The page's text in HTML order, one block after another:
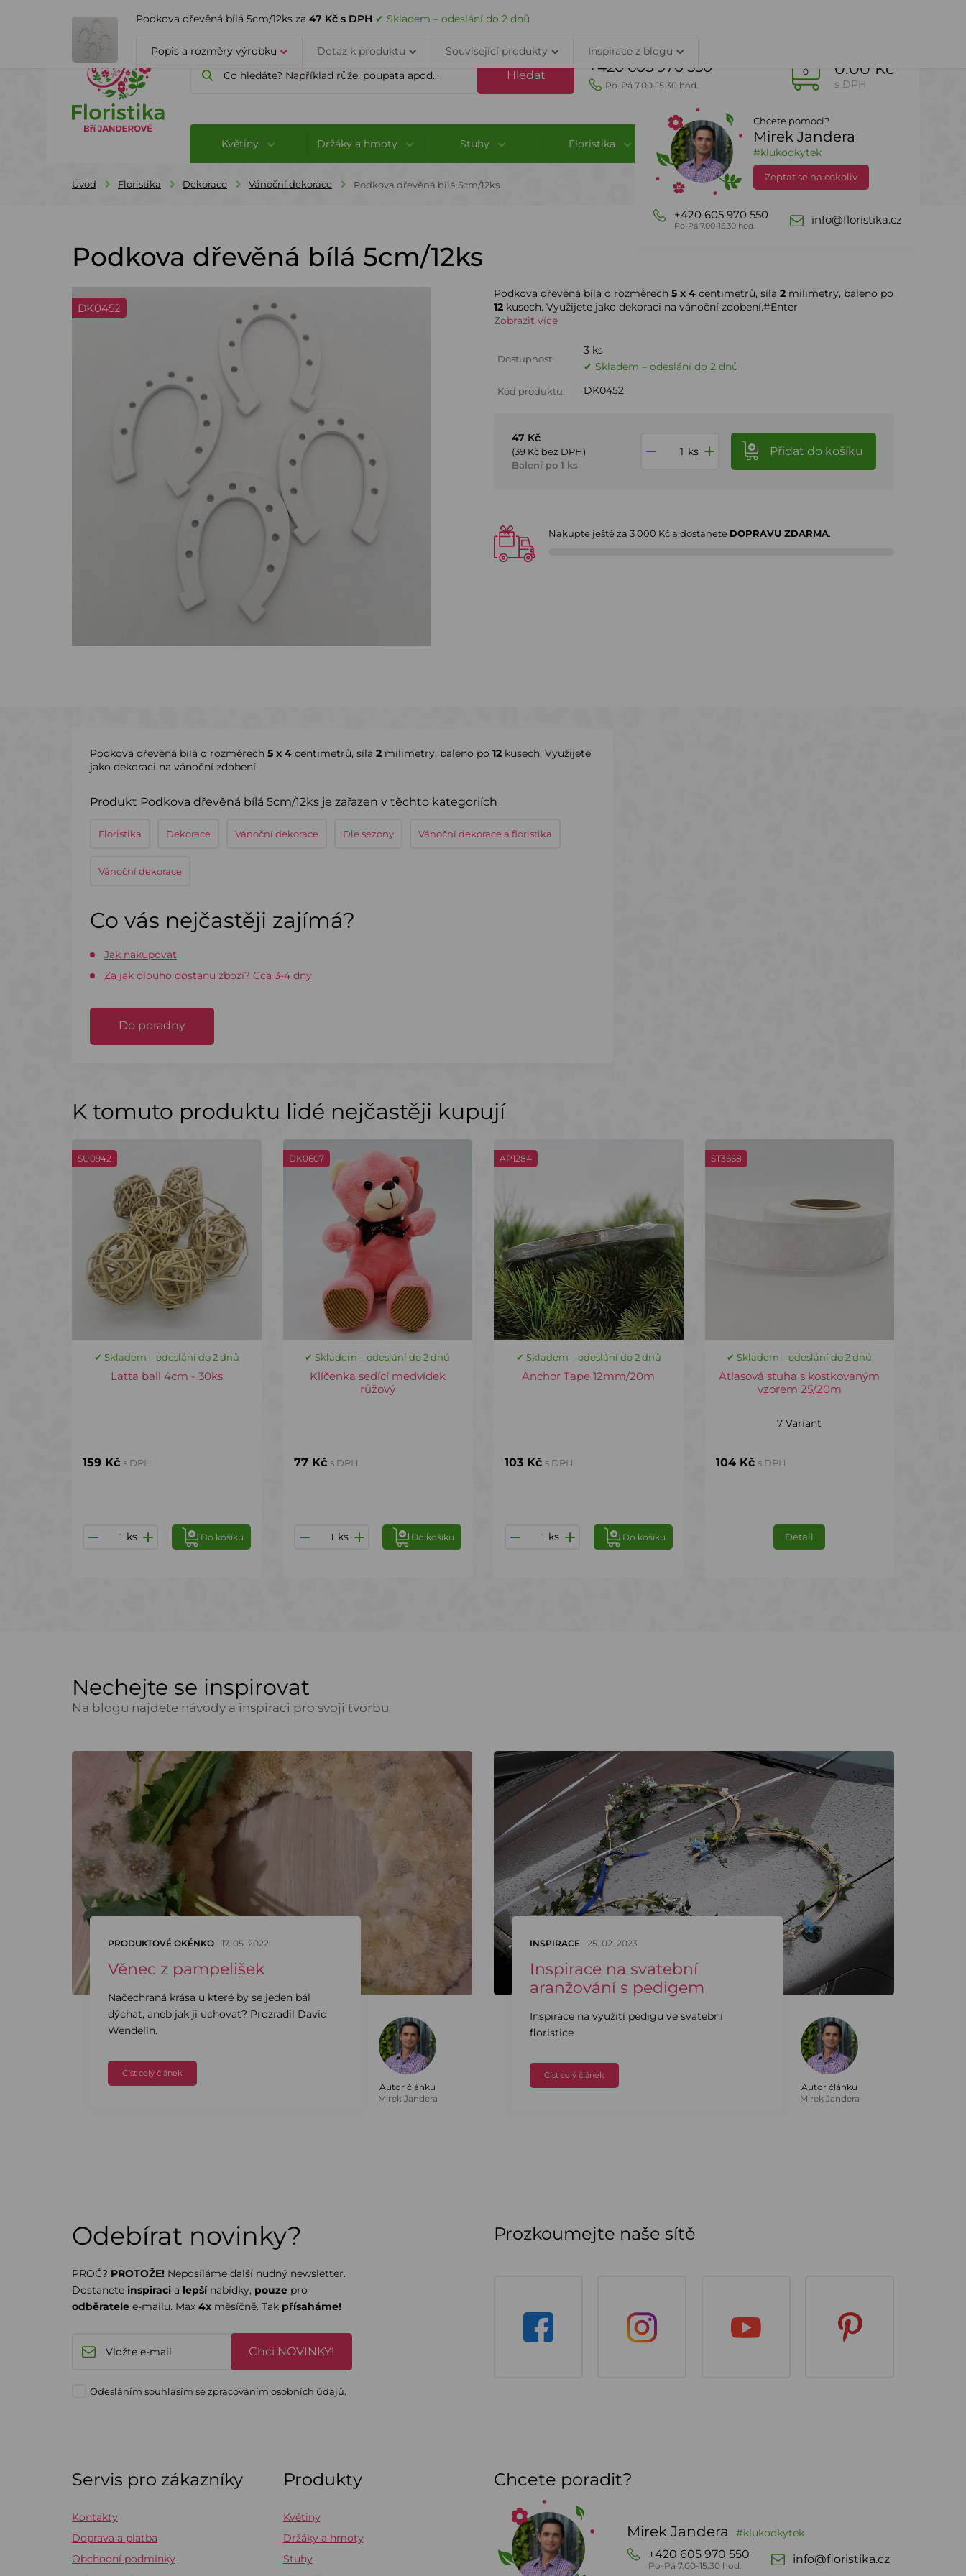
ÚVOD O FIRMĚ BLOG VELKOOBCHOD DOPRAVA A PLATBA
Hledat +420 605 970 550
Po-Pá 7.00-15.30 hod.
0 0.00 Kč
s DPH
Květiny Držáky a hmoty Stuhy Floristika Dle sezony DealZone
Úvod Floristika Dekorace Vánoční dekorace Podkova dřevěná bílá 5cm/12ks
Podkova dřevěná bílá 5cm/12ks
DK0452
Podkova dřevěná bílá o rozměrech 5 x 4 centimetrů, síla 2 milimetry, baleno po
12 kusech. Využijete jako dekoraci na vánoční zdobení.#Enter
Zobrazit více
Dostupnost:
3 ks
✔ Skladem – odeslání do 2 dnů
Kód produktu: DK0452
47 Kč
(39 Kč bez DPH)
Balení po 1 ks
ks Přidat do košíku
Nakupte ještě za 3 000 Kča dostanete DOPRAVU ZDARMA.
Podkova dřevěná bílá 5cm/12ks za 47 Kč s DPH ✔ Skladem – odeslání do 2 dnů
Popis a rozměry výrobku Dotaz k produktu Související produkty Inspirace z blogu
Podkova dřevěná bílá o rozměrech 5 x 4 centimetrů, síla 2 milimetry, baleno po 12 kusech. Využijete
jako dekoraci na vánoční zdobení.
Produkt Podkova dřevěná bílá 5cm/12ks je zařazen v těchto kategoriích
Floristika Dekorace Vánoční dekorace Dle sezony Vánoční dekorace a floristika
Vánoční dekorace
Co vás nejčastěji zajímá?
Jak nakupovat
Za jak dlouho dostanu zboží? Cca 3-4 dny
Do poradny
Chcete pomoci?
Mirek Jandera
#klukodkytek
Zeptat se na cokoliv
+420 605 970 550
Po-Pá 7.00-15.30 hod. info@floristika.cz
K tomuto produktu lidé nejčastěji kupují
SU0942
✔ Skladem – odeslání do 2 dnů
Latta ball 4cm - 30ks
159 Kč s DPH
ks Do košíku
DK0607
✔ Skladem – odeslání do 2 dnů
Klíčenka sedící medvídek
růžový
77 Kč s DPH
ks Do košíku
AP1284
✔ Skladem – odeslání do 2 dnů
Anchor Tape 12mm/20m
103 Kč s DPH
ks Do košíku
ST3668
✔ Skladem – odeslání do 2 dnů
Atlasová stuha s kostkovaným
vzorem 25/20m
7 Variant
104 Kč s DPH
Detail
Nechejte se inspirovat
Na blogu najdete návody a inspiraci pro svoji tvorbu
PRODUKTOVÉ OKÉNKO 17. 05. 2022
Věnec z pampelišek
Načechraná krása u které by se jeden bál
dýchat, aneb jak ji uchovat? Prozradil David
Wendelin.
Číst celý článek
Autor článku
Mirek Jandera
INSPIRACE 25. 02. 2023
Inspirace na svatební
aranžování s pedigem
Inspirace na využití pedigu ve svatební
floristice
Číst celý článek
Autor článku
Mirek Jandera
Odebírat novinky?
PROČ? PROTOŽE! Neposíláme další nudný newsletter.
Dostanete inspiraci a lepšínabídky, pouze pro
odběratele e-mailu. Max 4x měsíčně. Tak přísaháme!
Chci NOVINKY!
Odesláním souhlasím sezpracováním osobních údajů.
Prozkoumejte naše sítě
Servis pro zákazníky
Kontakty
Doprava a platba
Obchodní podmínky
Produkty
Květiny
Držáky a hmoty
Stuhy
Chcete poradit?
Mirek Jandera #klukodkytek
+420 605 970 550
Po-Pá 7.00-15.30 hod. info@floristika.cz